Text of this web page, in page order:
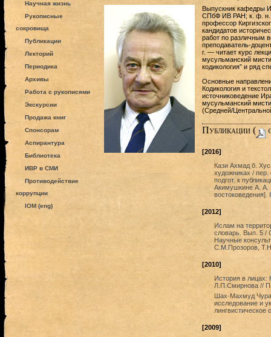
Научная жизнь
Рукописные
сокровища
Публикации
Лекторий
Периодика
Архивы
Работа с рукописями
Экскурсии
Продажа книг
Спонсорам
Аспирантура
Библиотека
ИВР в СМИ
Противодействие
коррупции
IOM (eng)
Выпускник кафедры
СПбФ ИВ РАН; к. ф. н.
профессор
кандидатов
работ по различным
преподаватель-
г. — читает курс
мусульманский
кодикология” и ряд
Основные
Кодикология и
источниковедение
мусульманский
(Средней/
Публикации (
[2016]
Кази Ахмад б.
художниках /
подгот. к
Акимушкине А. А.
востоковедения].
[2012]
Ислам на
словарь. Вып. 5 /
Научные
С.М.Прозоров,
[2010]
История в
Л.П.Смирнова //
Шах-Махмуд
исследование и
[2009]